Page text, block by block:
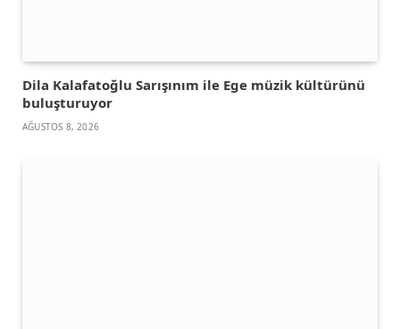
Dila Kalafatoğlu Sarışınım ile Ege müzik kültürünü
buluşturuyor
AĞUSTOS 8, 2026